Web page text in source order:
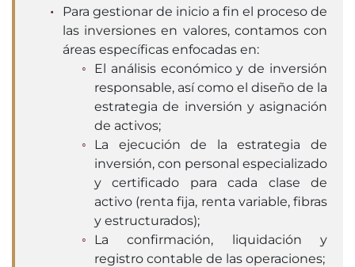
Para gestionar de inicio a fin el proceso de
las inversiones en valores, contamos con
áreas específicas enfocadas en:
El análisis económico y de inversión
responsable, así como el diseño de la
estrategia de inversión y asignación
de activos;
La ejecución de la estrategia de
inversión, con personal especializado
y certificado para cada clase de
activo (renta fija, renta variable, fibras
y estructurados);
La confirmación, liquidación y
registro contable de las operaciones;